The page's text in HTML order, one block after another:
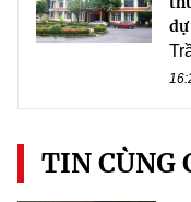
dự
TIN CÙNG